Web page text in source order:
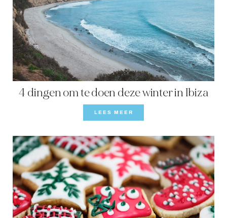
4 dingen om te doen deze winter in Ibiza
LEES MEER